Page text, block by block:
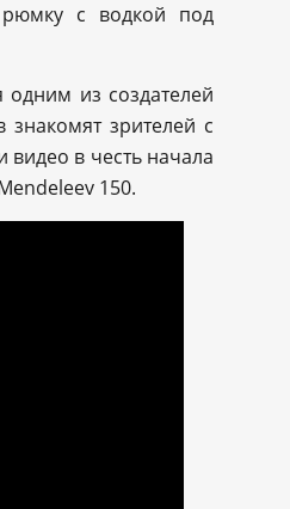
рюмку с водкой под
одним из создателей
зрителей с
в честь начала
150.